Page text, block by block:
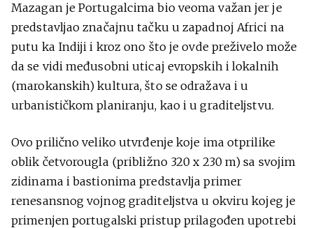
Mazagan je Portugalcima bio veoma važan jer je
predstavljao značajnu tačku u zapadnoj Africi na
putu ka Indiji i kroz ono što je ovde preživelo može
da se vidi međusobni uticaj evropskih i lokalnih
(marokanskih) kultura, što se odražava i u
urbanističkom planiranju, kao i u graditeljstvu.
Ovo prilično veliko utvrđenje koje ima otprilike
oblik četvorougla (približno 320 x 230 m) sa svojim
zidinama i bastionima predstavlja primer
renesansnog vojnog graditeljstva u okviru kojeg je
primenjen portugalski pristup prilagođen upotrebi